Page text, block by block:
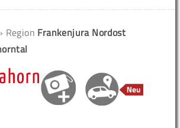
Region Frankenjura Nordost